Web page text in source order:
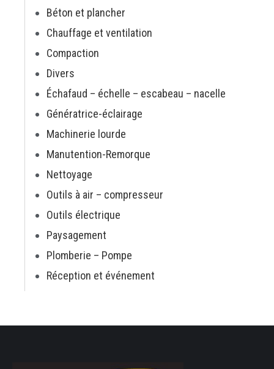
Béton et plancher
Chauffage et ventilation
Compaction
Divers
Échafaud – échelle – escabeau – nacelle
Génératrice-éclairage
Machinerie lourde
Manutention-Remorque
Nettoyage
Outils à air – compresseur
Outils électrique
Paysagement
Plomberie – Pompe
Réception et événement